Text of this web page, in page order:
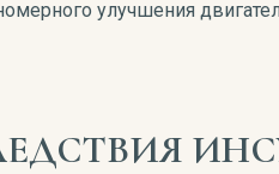
улучшения